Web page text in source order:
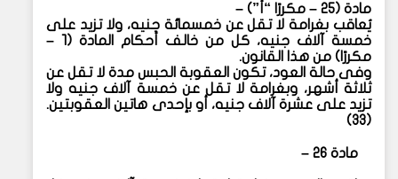
مادة (٢٥ – مكررًا “أ”) –
يُعاقب بغرامة لا تقل عن خمسمائة جنيه، ولا تزيد على
خمسة آلاف جنيه، كل من خالف أحكام المادة (١ –
مكررًا) من هذا القانون.
وفى حالة العود، تكون العقوبة الحبس مدة لا تقل عن
ثلاثة أشهر، وبغرامة لا تقل عن خمسة آلاف جنيه ولا
تزيد على عشرة آلاف جنيه، أو بإحدى هاتين العقوبتين.
(٣٣)
مادة ٢٦ –